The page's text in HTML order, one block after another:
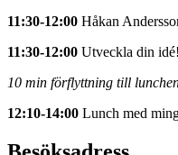
11:30-12:00 Håkan
11:30-12:00 Utveckla din
10 min förflyttning till
12:10-14:00 Lunch med